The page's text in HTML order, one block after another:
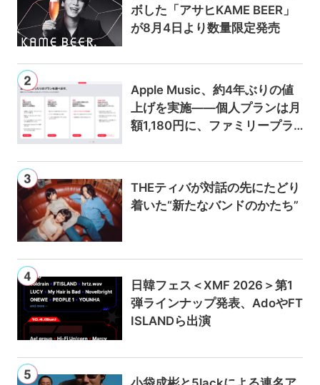
ボした「アサヒKAME BEER」
が8月4日より数量限定発売
Apple Music、約4年ぶりの値
上げを実施——個人プランは月
額1,180円に、ファミリープラ
THEティバが対話の先にたどり
着いた“新たなバンドのかたち”
日韓フェス＜XMF 2026＞第1
弾ラインナップ発表、AdoやFT
ISLANDら出演